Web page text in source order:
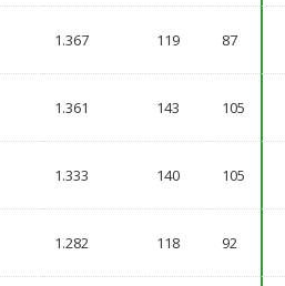
1.367 119 87
1.361 143 105
1.333 140 105
1.282 118 92